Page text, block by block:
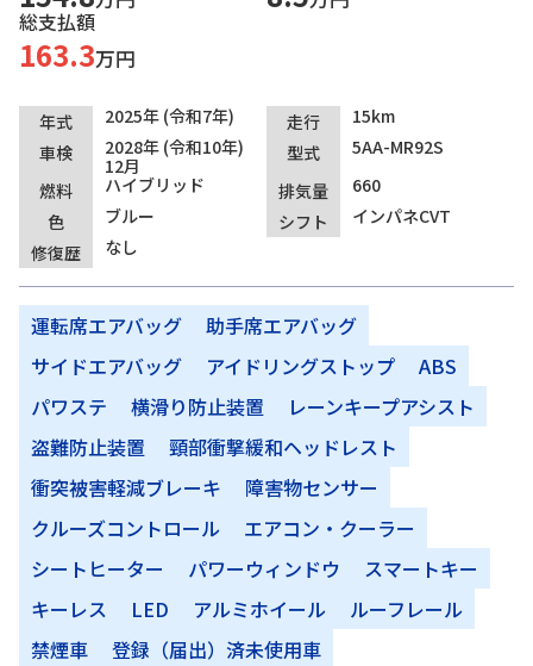
総支払額
163.3万円
年式 2025年 (令和7年) 走行
15km
車検
2028年 (令和10年)
12月
型式
5AA-MR92S
燃料
ハイブリッド 排気量
660
色
ブルー シフト
インパネCVT
修復歴
なし
運転席エアバッグ
助手席エアバッグ
サイドエアバッグ
アイドリングストップ
ABS
パワステ
横滑り防止装置
レーンキープアシスト
盗難防止装置
頸部衝撃緩和ヘッドレスト
衝突被害軽減ブレーキ
障害物センサー
クルーズコントロール
エアコン・クーラー
シートヒーター
パワーウィンドウ
スマートキー
キーレス
LED アルミホイール
ルーフレール
禁煙車
登録（届出）済未使用車